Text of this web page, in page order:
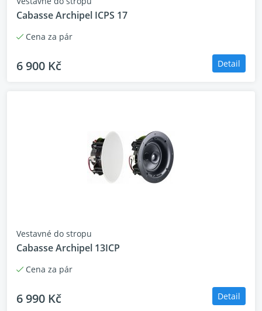
Cabasse Archipel ICPS 17
Cena za pár
6 900 Kč Detail
Vestavné do stropu
Cabasse Archipel 13ICP
Cena za pár
6 990 Kč Detail